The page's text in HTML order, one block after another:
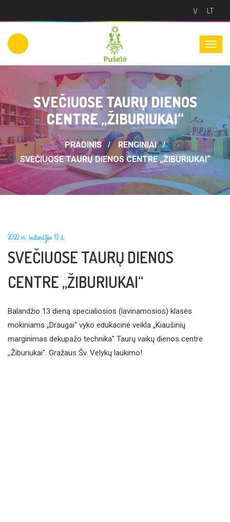
VersijaLT
SVEČIUOSE TAURŲ DIENOS
CENTRE „ŽIBURIUKAI“
PRADINIS
RENGINIAI
SVEČIUOSE TAURŲ DIENOS CENTRE „ŽIBURIUKAI“
2022 m. balandžio 13 d.
SVEČIUOSE TAURŲ DIENOS
CENTRE „ŽIBURIUKAI“
Balandžio 13 dieną specialiosios (lavinamosios) klasės
mokiniams „Draugai“ vyko edukacinė veikla „Kiaušinių
marginimas dekupažo technika" Taurų vaikų dienos centre
,,Žiburiukai". Gražaus Šv. Velykų laukimo!